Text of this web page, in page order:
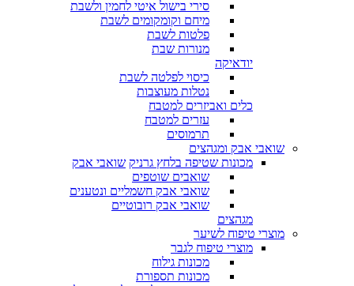
סירי בישול איטי לחמין ולשבת
מיחם וקומקומים לשבת
פלטות לשבת
מנורות שבת
יודאיקה
כיסוי לפלטה לשבת
נטלות מעוצבות
כלים ואביזרים למטבח
עזרים למטבח
תרמוסים
שואבי אבק ומגהצים
מכונות שטיפה בלחץ גרניק שואבי אבק
שואבים שוטפים
שואבי אבק חשמליים ונטענים
שואבי אבק רובוטיים
מגהצים
מוצרי טיפוח לשיער
מוצרי טיפוח לגבר
מכונות גילוח
מכונות תספורת